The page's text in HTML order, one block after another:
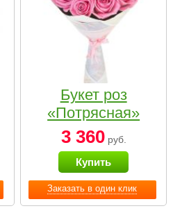
Заказать в один клик
Букет роз
«Потрясная»
3 360руб.
Купить